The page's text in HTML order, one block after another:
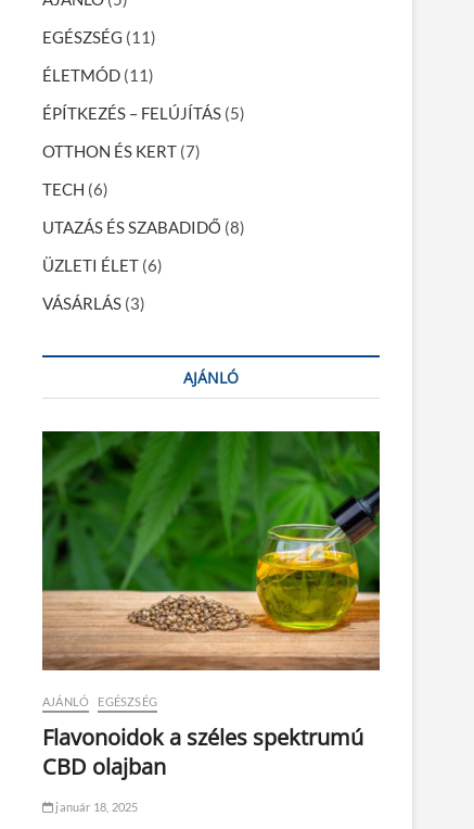
EGÉSZSÉG (11)
ÉLETMÓD (11)
ÉPÍTKEZÉS – FELÚJÍTÁS (5)
OTTHON ÉS KERT (7)
TECH (6)
UTAZÁS ÉS SZABADIDŐ (8)
ÜZLETI ÉLET (6)
VÁSÁRLÁS (3)
AJÁNLÓ
AJÁNLÓ EGÉSZSÉG
Flavonoidok a széles spektrumú
CBD olajban
január 18, 2025